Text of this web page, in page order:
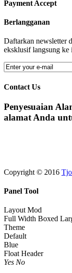
Payment Accept
Berlangganan
Daftarkan newsletter
eksklusif langsung
Contact Us
Penyesuaian
alamat Anda
Copyright © 2016
Panel Tool
Layout Mod
Full Width Boxed
Theme
Default
Blue
Float Header
Yes No